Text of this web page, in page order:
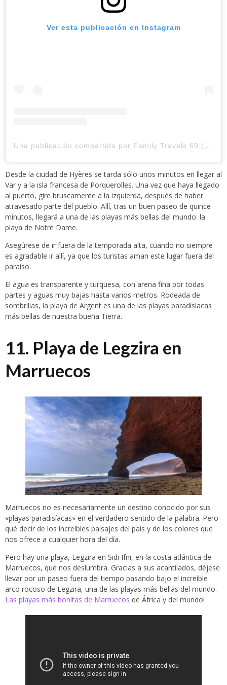
Ver esta publicación en Instagram
Una publicación compartida por Family Travels 69 (@familytravels69)
Desde la ciudad de Hyères se tarda sólo unos minutos en llegar al
Var y a la isla francesa de Porquerolles. Una vez que haya llegado
al puerto, gire bruscamente a la izquierda, después de haber
atravesado parte del pueblo. Allí, tras un buen paseo de quince
minutos, llegará a una de las playas más bellas del mundo: la
playa de Notre Dame.
Asegúrese de ir fuera de la temporada alta, cuando no siempre
es agradable ir allí, ya que los turistas aman este lugar fuera del
paraíso.
El agua es transparente y turquesa, con arena fina por todas
partes y aguas muy bajas hasta varios metros. Rodeada de
sombrillas, la playa de Argent es una de las playas paradisíacas
más bellas de nuestra buena Tierra.
11. Playa de Legzira en
Marruecos
Marruecos no es necesariamente un destino conocido por sus
«playas paradisíacas» en el verdadero sentido de la palabra. Pero
qué decir de los increíbles paisajes del país y de los colores que
nos ofrece a cualquier hora del día.
Pero hay una playa, Legzira en Sidi Ifni, en la costa atlántica de
Marruecos, que nos deslumbra. Gracias a sus acantilados, déjese
llevar por un paseo fuera del tiempo pasando bajo el increíble
arco rocoso de Legzira, una de las playas más bellas del mundo.
Las playas más bonitas de Marruecos de África y del mundo!